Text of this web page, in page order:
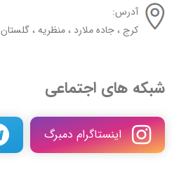
آدرس:
کرج ، جاده ملارد ، منظریه ، گلستان 17
شبکه های اجتماعی
اینستاگرام دمبرگ